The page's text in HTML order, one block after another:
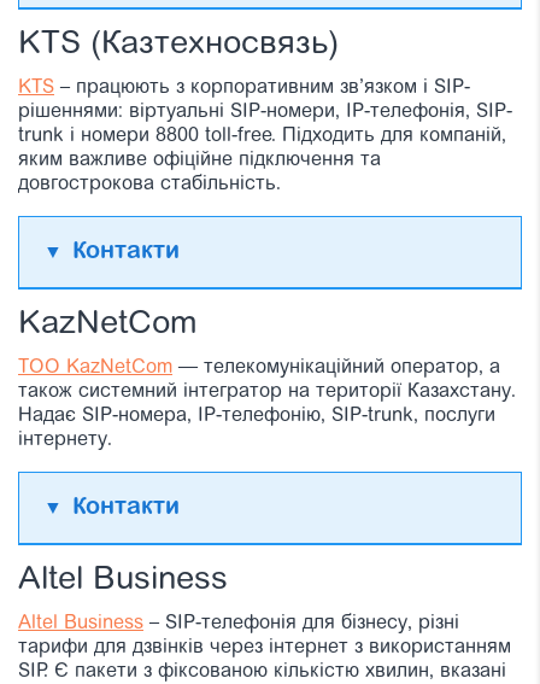
KTS (Казтехносвязь)
KTS – працюють з корпоративним зв’язком і SIP-
рішеннями: віртуальні SIP-номери, IP-телефонія, SIP-
trunk і номери 8800 toll-free. Підходить для компаній,
яким важливе офіційне підключення та
довгострокова стабільність.
Контакти
KazNetCom
ТОО KazNetCom — телекомунікаційний оператор, а
також системний інтегратор на території Казахстану.
Надає SIP-номера, IP-телефонію, SIP-trunk, послуги
інтернету.
Контакти
Altel Business
Altel Business – SIP-телефонія для бізнесу, різні
тарифи для дзвінків через інтернет з використанням
SIP. Є пакети з фіксованою кількістю хвилин, вказані